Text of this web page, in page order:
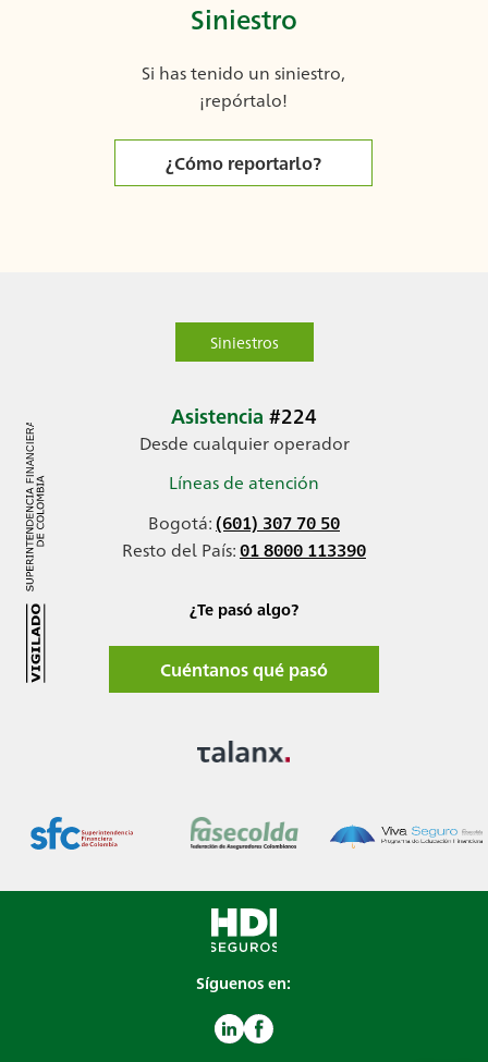
Siniestro
Si has tenido un siniestro,
¡repórtalo!
¿Cómo reportarlo?
Siniestros
Asistencia #224
Desde cualquier operador
Líneas de atención
Bogotá:(601) 307 70 50
Resto del País:01 8000 113390
¿Te pasó algo?
Cuéntanos qué pasó
Síguenos en: